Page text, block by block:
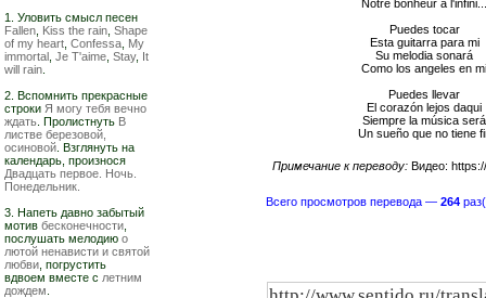
1. Уловить смысл песен
Fallen Kiss the rain Shape
of my heart Confessa My
immortal Je T'aime Stay, It
will rain
2. Вспомнить прекрасные
строки Я могу тебя вечно
ждать . Пролистнуть В
листве березовой,
осиновой . Взглянуть на
календарь, произнося
Двадцать первое. Ночь.
Понедельник.
3. Напеть давно забытый
мотив бесконечности
послушать мелодию о
лютой ненависти и святой
любви , погрустить
вдвоем вместе с летним
дождем
Notre bonheur à
Puedes tocar
Esta guitarra para mi
Su melodia sonará
Como los angeles en
Puedes llevar
El corazón lejos daqui
Siempre la música será
Un sueño que no tiene
Примечание к переводу: Видео:
Всего просмотров перевода —264